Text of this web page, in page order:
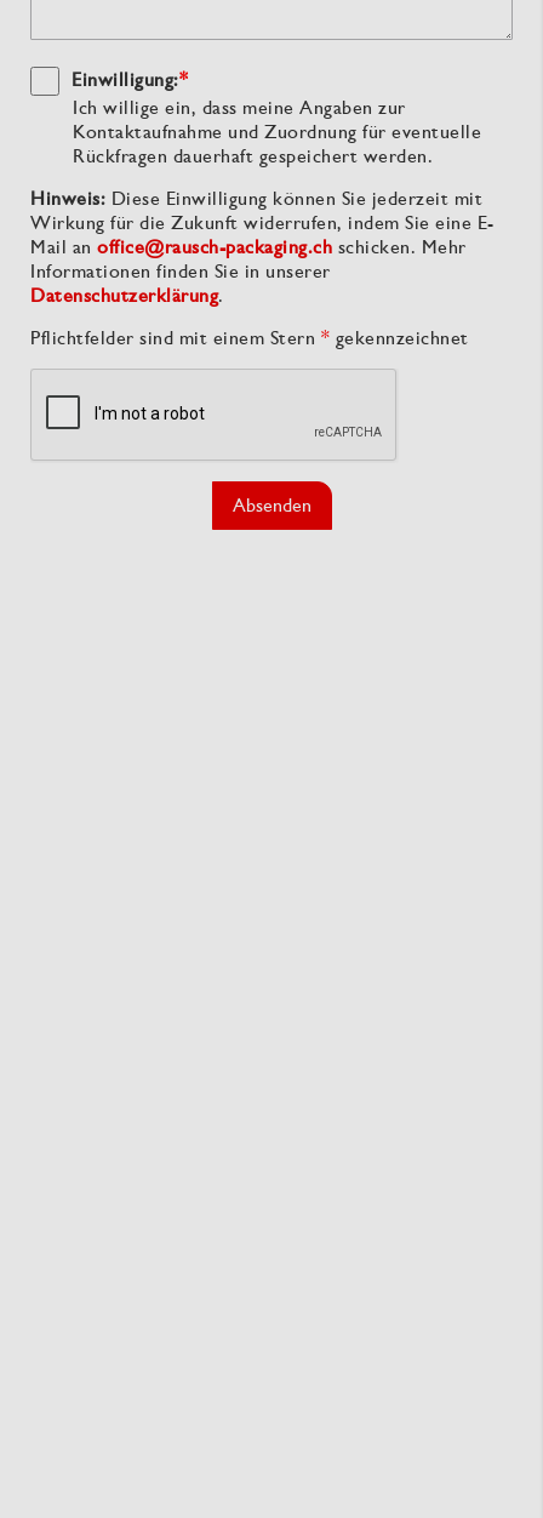
Einwilligung:*
Ich willige ein, dass meine Angaben zur
Kontaktaufnahme und Zuordnung für eventuelle
Rückfragen dauerhaft gespeichert werden.
Hinweis: Diese Einwilligung können Sie jederzeit mit
Wirkung für die Zukunft widerrufen, indem Sie eine E-
Mail an office@rausch-packaging.ch schicken. Mehr
Informationen finden Sie in unserer
Datenschutzerklärung.
Pflichtfelder sind mit einem Stern * gekennzeichnet
Absenden